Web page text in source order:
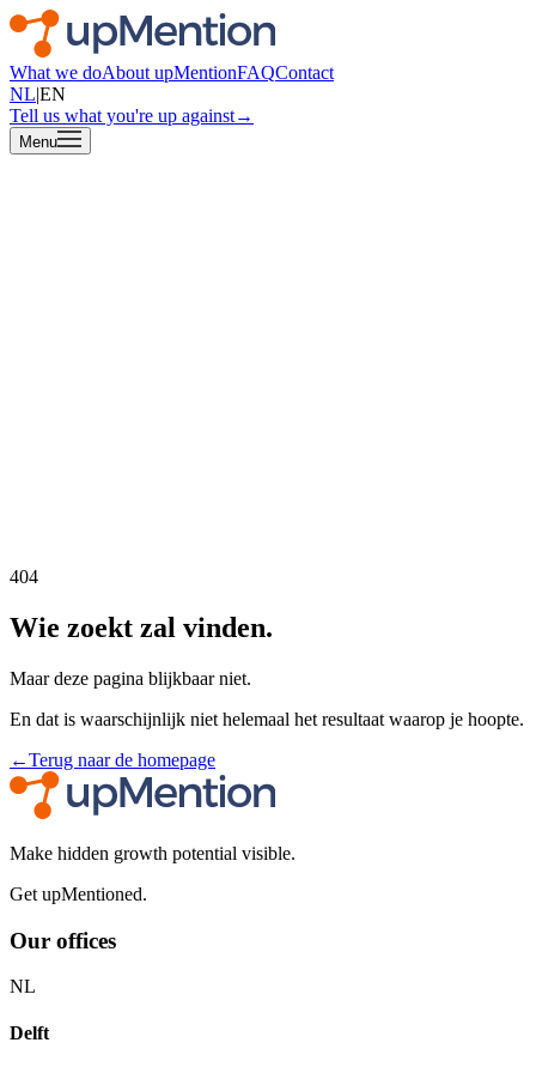
What we doAbout upMentionFAQContact
NL|EN
Tell us what you're up against→
Menu
404
Wie zoekt zal vinden.
Maar deze pagina blijkbaar niet.
En dat is waarschijnlijk niet helemaal het resultaat waarop je hoopte.
←Terug naar de homepage
Make hidden growth potential visible.
Get upMentioned.
Our offices
NL
Delft